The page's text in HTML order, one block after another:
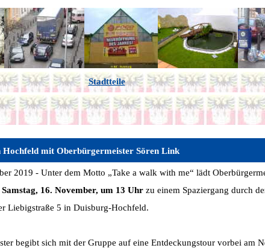
Stadtteile
Hochfeld mit Oberbürgermeister Sören Link
2019 - Unter dem Motto „Take a walk with me“ lädt
Samstag, 16. November, um 13 Uhr zu einem Spaziergang durch
Liebigstraße 5 in Duisburg-Hochfeld.
begibt sich mit der Gruppe auf eine Entdeckungstour vorbei am